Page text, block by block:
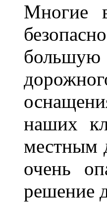
Многие
наших
местным
очень
решение